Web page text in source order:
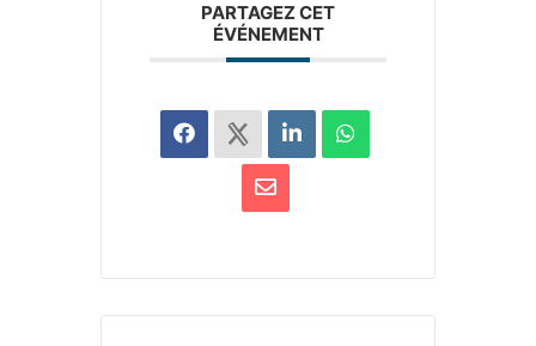
PARTAGEZ CET
ÉVÉNEMENT